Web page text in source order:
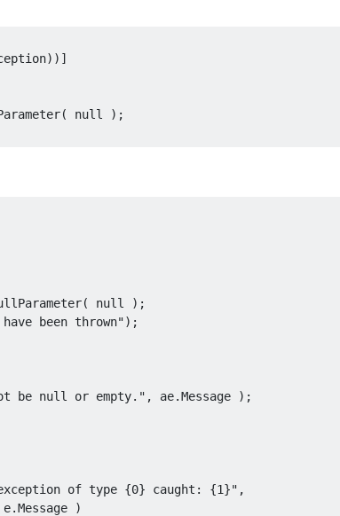
))]
( null
);
( null
);
been thrown");
be null or empty." , ae.Message
);
exception of type {0} caught: {1}" ,
e.Message
)